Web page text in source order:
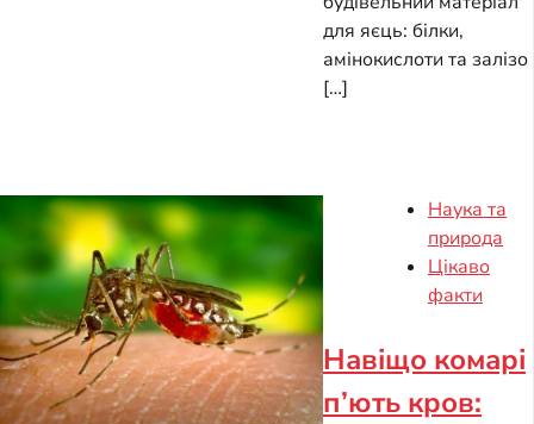
для яєць: білки,
амінокислоти та залізо
[…]
Наука та
природа
Цікаво
факти
Навіщо комарі
п’ють кров: